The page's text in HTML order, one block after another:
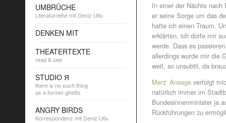
In einer der Nächte nach
er seine Sorge um das
hatte ich einen Traum.
erklärten, ich dürfe mir
werde. Dass es
allerdings wurde mir die
weit, so unsubtil, da
Merz‘ Ansage verfolgt
natürlich immer im
Bundesinnenminister ja
Rückführungen zu
UMBRÜCHE
Literaturreihe mit Deniz Utlu
DENKEN MIT
THEATERTEXTE
read & see
STUDIO Я
there is no such thing
as a former ghetto
ANGRY BIRDS
Korrespondenz mit Deniz Utlu